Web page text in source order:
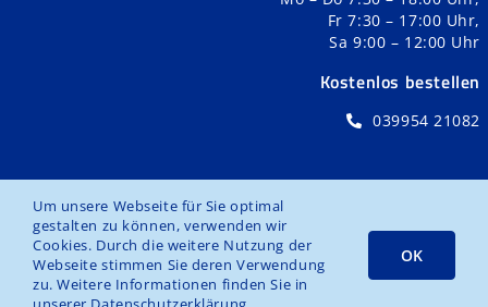
Fr 7:30 – 17:00 Uhr,
Sa 9:00 – 12:00 Uhr
Kostenlos bestellen
039954 21082
Impressum Datenschutz
Um unsere Webseite für Sie optimal
gestalten zu können, verwenden wir
Cookies. Durch die weitere Nutzung der
Webseite stimmen Sie deren Verwendung
zu. Weitere Informationen finden Sie in
OK